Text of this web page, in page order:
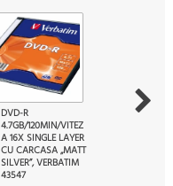
DVD-R
4.7GB/120MIN/VITEZ
A 16X SINGLE LAYER
CU CARCASA „MATT
SILVER”, VERBATIM
43547